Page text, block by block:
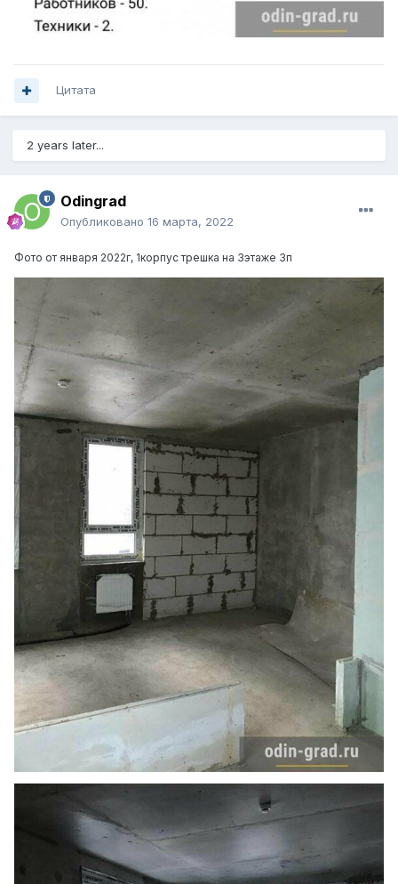
Цитата
2 years later...
Odingrad
Опубликовано 16 марта, 2022
Фото от января 2022г, 1корпус трешка на 3этаже 3п